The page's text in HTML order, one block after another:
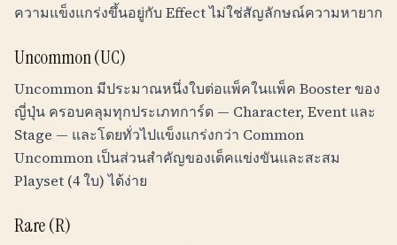
ความแข็งแกร่งขึ้นอยู่กับ Effect ไม่ใช่สัญลักษณ์ความหายาก
Uncommon (UC)
Uncommon มีประมาณหนึ่งใบต่อแพ็คในแพ็ค Booster ของ
ญี่ปุ่น ครอบคลุมทุกประเภทการ์ด — Character, Event และ
Stage — และโดยทั่วไปแข็งแกร่งกว่า Common
Uncommon เป็นส่วนสำคัญของเด็คแข่งขันและสะสม
Playset (4 ใบ) ได้ง่าย
Rare (R)